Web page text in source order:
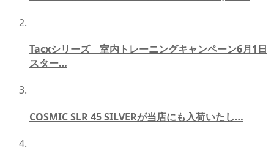
Tacxシリーズ 室内トレーニングキャンペーン6月1日
スター…
COSMIC SLR 45 SILVERが当店にも入荷いたし…